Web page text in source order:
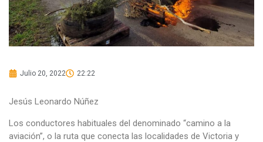
Julio 20, 2022 22:22
Jesús Leonardo Núñez
Los conductores habituales del denominado “camino a la
aviación”, o la ruta que conecta las localidades de Victoria y